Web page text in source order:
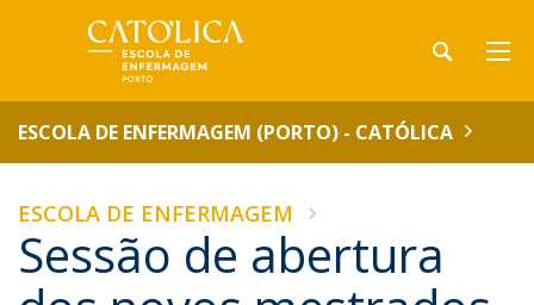
ESCOLA DE ENFERMAGEM (PORTO) - CATÓLICA
ESCOLA DE ENFERMAGEM
Sessão de abertura